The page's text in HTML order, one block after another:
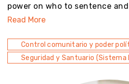
power on who to sentence
Read More
Control comunitario y poder
Seguridad y Santuario (Sistema